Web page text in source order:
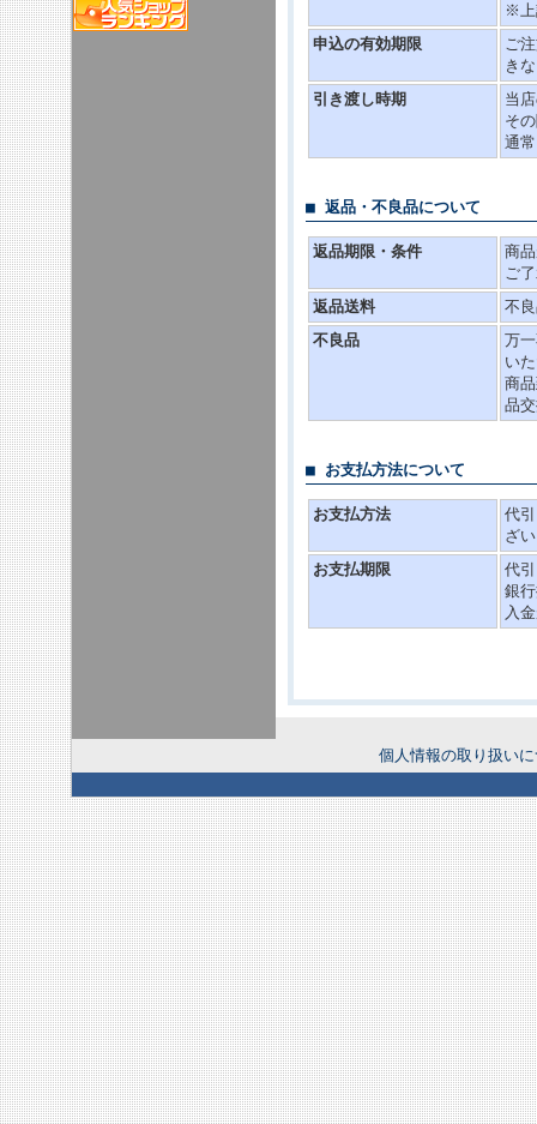
※上
申込の有効期限
ご
き
引き渡し時期
当
そ
通
■ 返品・不良品について
返品期限・条件
商
ご
返品送料
不
不良品
万
い
商
品
■ お支払方法について
お支払方法
代
ざ
お支払期限
代
銀
入
個人情報の取り扱い